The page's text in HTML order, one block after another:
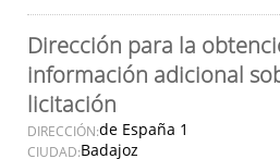
Dirección para la
información adicional
licitación
DIRECCIÓN:de España 1
CIUDAD:Badajoz